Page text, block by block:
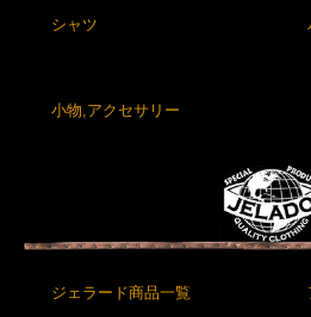
シャツ
小物,アクセサリー
ジェラード商品一覧